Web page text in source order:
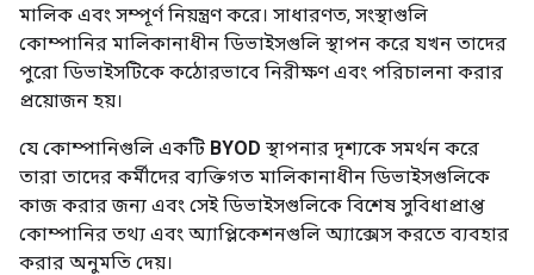
মালিক এবং সম্পূর্ণ নিয়ন্ত্রণ করে। সাধারণত, সংস্থাগুলি
কোম্পানির মালিকানাধীন ডিভাইসগুলি স্থাপন করে যখন তাদের
পুরো ডিভাইসটিকে কঠোরভাবে নিরীক্ষণ এবং পরিচালনা করার
প্রয়োজন হয়।
যে কোম্পানিগুলি একটি BYOD স্থাপনার দৃশ্যকে সমর্থন করে
তারা তাদের কর্মীদের ব্যক্তিগত মালিকানাধীন ডিভাইসগুলিকে
কাজ করার জন্য এবং সেই ডিভাইসগুলিকে বিশেষ সুবিধাপ্রাপ্ত
কোম্পানির তথ্য এবং অ্যাপ্লিকেশনগুলি অ্যাক্সেস করতে ব্যবহার
করার অনুমতি দেয়।